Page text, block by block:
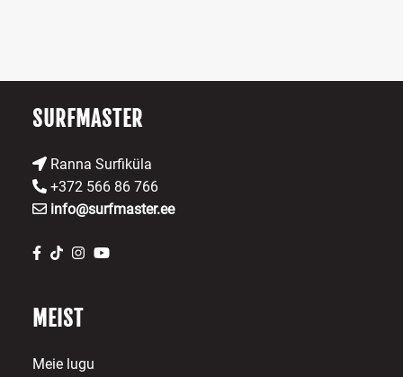
the
SURFMASTER
Ranna Surfiküla
+372 566 86 766
info@surfmaster.ee
MEIST
Meie lugu